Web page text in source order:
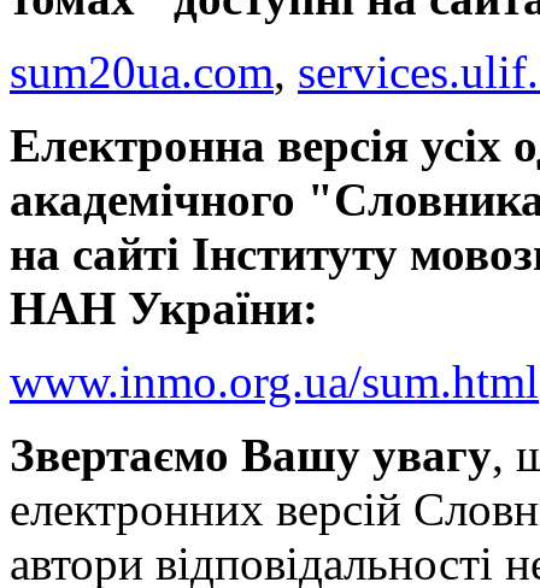
sum20ua.com,
Електронна версія усіх
академічного
на сайті Інституту
НАН України:
www.inmo.org.ua/sum.html
Звертаємо Вашу увагу,
електронних версій
автори відповідальності